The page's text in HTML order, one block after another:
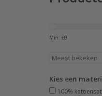
Min: €0
Kies een
100%